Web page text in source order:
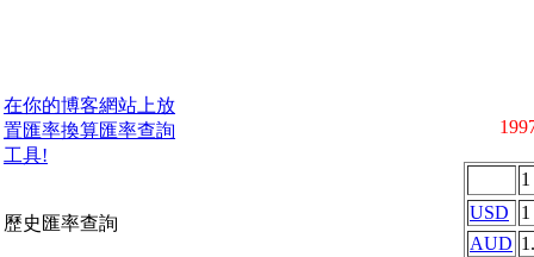
在你的博客網站上放
置匯率換算匯率查詢
工具!
歷史匯率查詢
1
USD
1
AUD